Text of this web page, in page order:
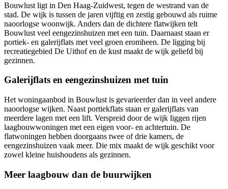
Bouwlust ligt in Den Haag-Zuidwest, tegen de westrand van de
stad. De wijk is tussen de jaren vijftig en zestig gebouwd als ruime
naoorlogse woonwijk. Anders dan de dichtere flatwijken telt
Bouwlust veel eengezinshuizen met een tuin. Daarnaast staan er
portiek- en galerijflats met veel groen eromheen. De ligging bij
recreatiegebied De Uithof en de kust maakt de wijk geliefd bij
gezinnen.
Galerijflats en eengezinshuizen met tuin
Het woningaanbod in Bouwlust is gevarieerder dan in veel andere
naoorlogse wijken. Naast portiekflats staan er galerijflats van
meerdere lagen met een lift. Verspreid door de wijk liggen rijen
laagbouwwoningen met een eigen voor- en achtertuin. De
flatwoningen hebben doorgaans twee of drie kamers, de
eengezinshuizen vaak meer. Die mix maakt de wijk geschikt voor
zowel kleine huishoudens als gezinnen.
Meer laagbouw dan de buurwijken